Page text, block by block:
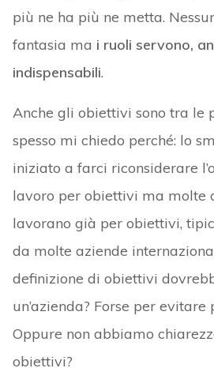
più ne ha più ne metta.
fantasia ma i ruoli servono,
indispensabili.
Anche gli obiettivi sono tra le
spesso mi chiedo perché: lo
iniziato a farci riconsiderare
lavoro per obiettivi ma molte
lavorano già per obiettivi,
da molte aziende
definizione di obiettivi
un’azienda? Forse per
Oppure non abbiamo
obiettivi?